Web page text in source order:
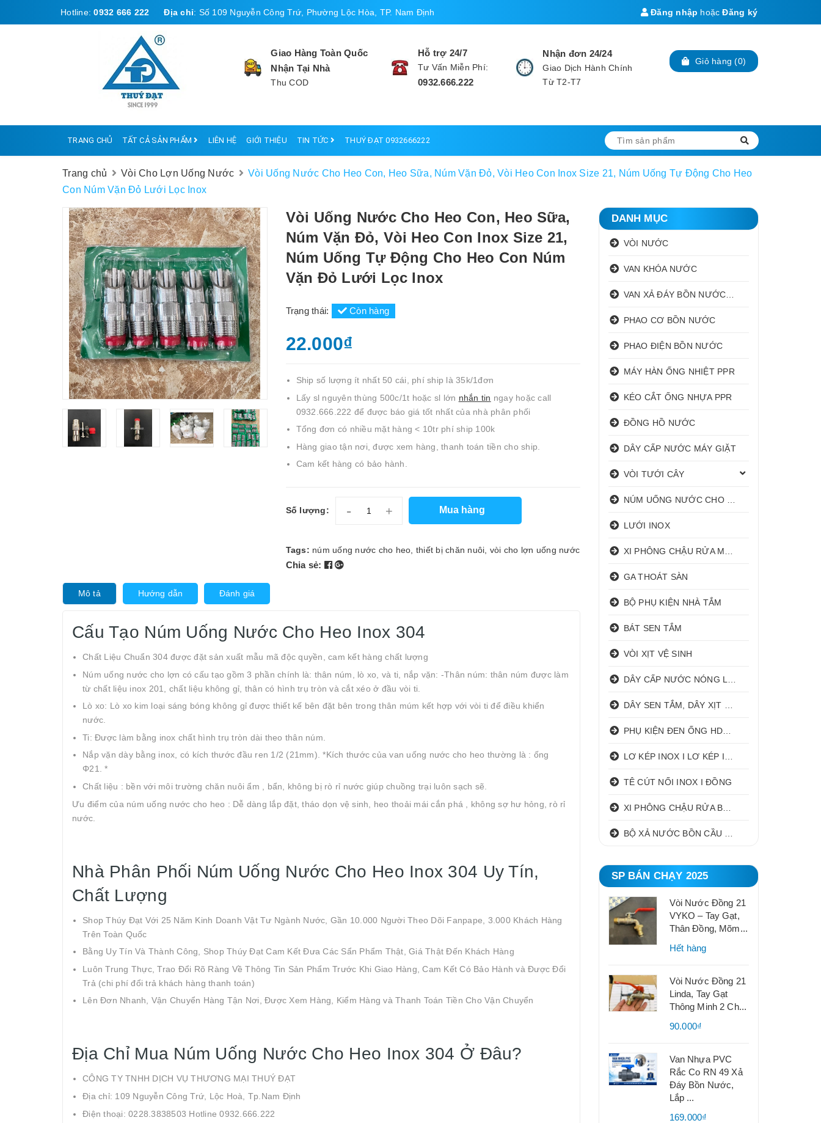
Hotline:0932 666 222 Địa chỉ: Số 109 Nguyễn Công Trứ, Phường Lộc Hòa, TP. Nam Định Đăng nhập hoặc Đăng ký
Giao Hàng Toàn Quốc
Nhận Tại Nhà
Thu COD
Hỗ trợ 24/7
Tư Vấn Miễn Phí:
0932.666.222
Nhận đơn 24/24
Giao Dịch Hành Chính
Từ T2-T7
Giỏ hàng (0)
TRANG CHỦ TẤT CẢ SẢN PHẨM LIÊN HỆ GIỚI THIỆU TIN TỨC THUÝ ĐẠT 0932666222
Trang chủ Vòi Cho Lợn Uống Nước
Vòi Uống Nước Cho Heo Con, Heo Sữa, Núm Vặn Đỏ, Vòi Heo Con Inox Size 21, Núm Uống Tự Động Cho Heo
Con Núm Vặn Đỏ Lưới Lọc Inox
Vòi Uống Nước Cho Heo Con, Heo Sữa,
Núm Vặn Đỏ, Vòi Heo Con Inox Size 21,
Núm Uống Tự Động Cho Heo Con Núm
Vặn Đỏ Lưới Lọc Inox
Trạng thái: Còn hàng
22.000₫
Ship số lượng ít nhất 50 cái, phí ship là 35k/1đơn
Lấy sl nguyên thùng 500c/1t hoặc sl lớn nhắn tin ngay hoặc call
0932.666.222 để được báo giá tốt nhất của nhà phân phối
Tổng đơn có nhiều mặt hàng < 10tr phí ship 100k
Hàng giao tận nơi, được xem hàng, thanh toán tiền cho ship.
Cam kết hàng có bảo hành.
Số lượng: - + Mua hàng
Tags: núm uống nước cho heo thiết bị chăn nuôi vòi cho lợn uống nước
Chia sẻ:
Mô tả Hướng dẫn Đánh giá
Cấu Tạo Núm Uống Nước Cho Heo Inox 304
Chất Liệu Chuẩn 304 được đặt sản xuất mẫu mã độc quyền, cam kết hàng chất lượng
Núm uống nước cho lợn có cấu tạo gồm 3 phần chính là: thân núm, lò xo, và ti, nắp vặn: -Thân núm: thân núm được làm
từ chất liệu inox 201, chất liệu không gỉ, thân có hình trụ tròn và cắt xéo ở đầu vòi ti.
Lò xo: Lò xo kim loại sáng bóng không gỉ được thiết kế bên đặt bên trong thân múm kết hợp với vòi ti để điều khiển
nước.
Ti: Được làm bằng inox chất hình trụ tròn dài theo thân núm.
Nắp vặn dày bằng inox, có kích thước đầu ren 1/2 (21mm). *Kích thước của van uống nước cho heo thường là : ống
Φ21. *
Chất liệu : bền với môi trường chăn nuôi ẩm , bẩn, không bị rò rỉ nước giúp chuồng trại luôn sạch sẽ.
Ưu điểm của núm uống nước cho heo : Dễ dàng lắp đặt, tháo dọn vệ sinh, heo thoải mái cắn phá , không sợ hư hỏng, rò rỉ
nước.
Nhà Phân Phối Núm Uống Nước Cho Heo Inox 304 Uy Tín,
Chất Lượng
Shop Thúy Đạt Với 25 Năm Kinh Doanh Vật Tư Ngành Nước, Gần 10.000 Người Theo Dõi Fanpape, 3.000 Khách Hàng
Trên Toàn Quốc
Bằng Uy Tín Và Thành Công, Shop Thúy Đạt Cam Kết Đưa Các Sẩn Phẩm Thật, Giá Thật Đến Khách Hàng
Luôn Trung Thực, Trao Đổi Rõ Ràng Về Thông Tin Sản Phẩm Trước Khi Giao Hàng, Cam Kết Có Bảo Hành và Được Đổi
Trả (chi phí đổi trả khách hàng thanh toán)
Lên Đơn Nhanh, Vận Chuyển Hàng Tận Nơi, Được Xem Hàng, Kiểm Hàng và Thanh Toán Tiền Cho Vận Chuyển
Địa Chỉ Mua Núm Uống Nước Cho Heo Inox 304 Ở Đâu?
CÔNG TY TNHH DỊCH VỤ THƯƠNG MẠI THUÝ ĐẠT
Địa chỉ: 109 Nguyễn Công Trứ, Lộc Hoà, Tp.Nam Định
Điện thoại: 0228.3838503 Hotline 0932.666.222
DANH MỤC
VÒI NƯỚC
VAN KHÓA NƯỚC
PHAO CƠ BỒN NƯỚC
PHAO ĐIỆN BỒN NƯỚC
MÁY HÀN ỐNG NHIỆT PPR
KÉO CẮT ỐNG NHỰA PPR
ĐỒNG HỒ NƯỚC
DÂY CẤP NƯỚC MÁY GIẶT
VÒI TƯỚI CÂY
LƯỚI INOX
GA THOÁT SÀN
BỘ PHỤ KIỆN NHÀ TẮM
BÁT SEN TẮM
VÒI XỊT VỆ SINH
TÊ CÚT NỐI INOX I ĐỒNG
SP BÁN CHẠY 2025
Vòi Nước Đồng 21
VYKO – Tay Gạt,
Thân Đồng, Mõm...
Hết hàng
Vòi Nước Đồng 21
Linda, Tay Gạt
Thông Minh 2 Ch...
90.000₫
Van Nhựa PVC
Rắc Co RN 49 Xả
Đáy Bồn Nước,
Lắp ...
169.000₫